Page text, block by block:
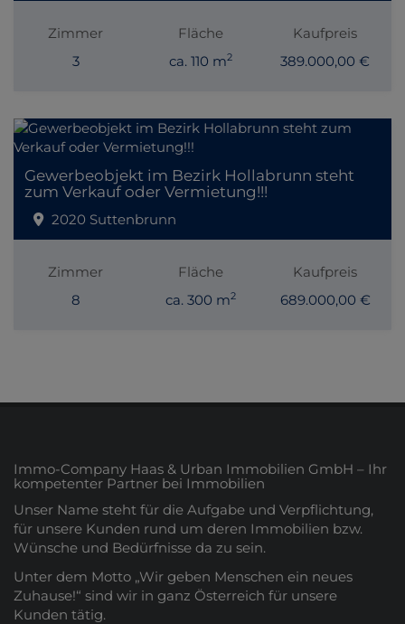
Zimmer
3
Fläche
ca. 110 m2
Kaufpreis
389.000,00 €
Gewerbeobjekt im Bezirk Hollabrunn steht
zum Verkauf oder Vermietung!!!
2020 Suttenbrunn
Zimmer
8
Fläche
ca. 300 m2
Kaufpreis
689.000,00 €
Immo-Company Haas & Urban Immobilien GmbH – Ihr
kompetenter Partner bei Immobilien
Unser Name steht für die Aufgabe und Verpflichtung,
für unsere Kunden rund um deren Immobilien bzw.
Wünsche und Bedürfnisse da zu sein.
Unter dem Motto „Wir geben Menschen ein neues
Zuhause!“ sind wir in ganz Österreich für unsere
Kunden tätig.